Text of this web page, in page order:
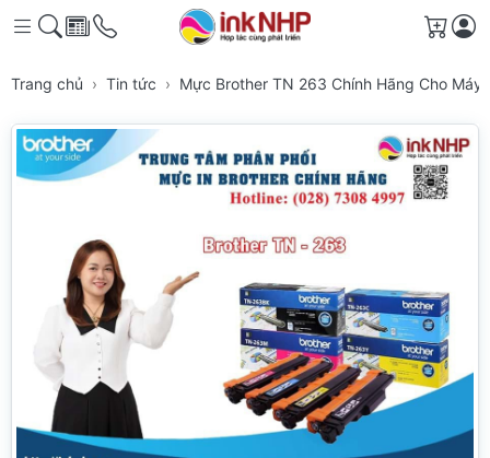
Giỏ
Trang chủ Tin tức Mực Brother TN 263 Chính Hãng Cho